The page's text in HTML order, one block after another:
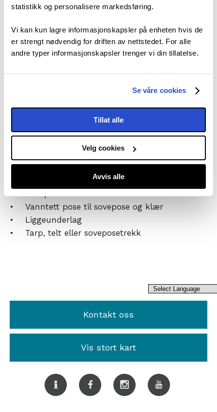
statistikk og personalisere markedsføring.
Vi kan kun lagre informasjonskapsler på enheten hvis de
er strengt nødvendig for driften av nettstedet. For alle
andre typer informasjonskapsler trenger vi din tillatelse.
Se våre cookies
Tillat alle
Velg cookies
Avvis alle
• Førstehjelpsutstyr
• Termos og/eller vannflaske.
• Lommelykt /hodelykt
• Verktøy til småreparasjoner
Planlegger du å overnatte på camping eller i det
fri må du også ta med:
• Vanntett pose til sovepose og klær
• Liggeunderlag
• Tarp, telt eller soveposetrekk
Kontakt oss
Vis stort kart